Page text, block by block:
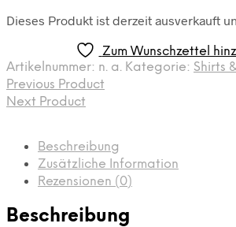
Dieses Produkt ist derzeit ausverkauft
Zum Wunschzettel
Artikelnummer: n. a. Kategorie: Shirts
Previous Product
Next Product
Beschreibung
Zusätzliche Information
Rezensionen (0)
Beschreibung